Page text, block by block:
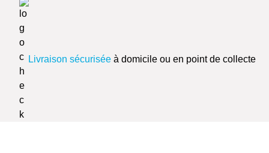
Livraison sécurisée à domicile ou en point de collecte